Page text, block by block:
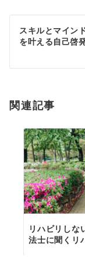
ビ
ゲ
シ
ン
スキルとマイン
を叶える自己啓
関連記事
リハビリしな
法士に聞くリ